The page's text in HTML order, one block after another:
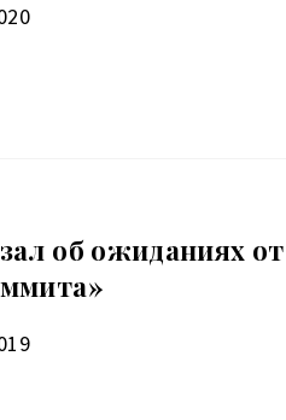
об ожиданиях от